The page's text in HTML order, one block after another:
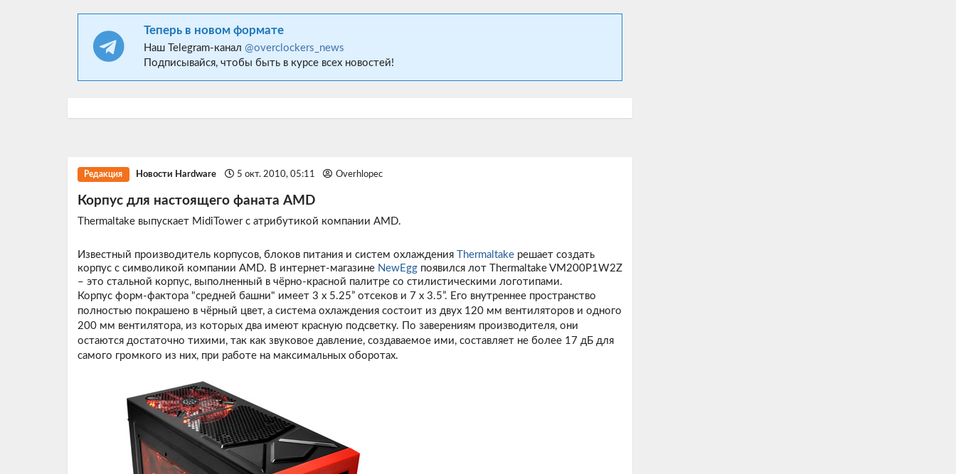
Теперь в новом формате
Наш Telegram-канал @overclockers_news
Подписывайся, чтобы быть в курсе всех новостей!
Редакция Новости Hardware 5 окт. 2010, 05:11 Overhlopec
Корпус для настоящего фаната AMD
Thermaltake выпускает MidiTower с атрибутикой компании AMD.
Известный производитель корпусов, блоков питания и систем охлаждения Thermaltakeрешает создать
корпус с символикой компании AMD. В интернет-магазине NewEggпоявился лот Thermaltake VM200P1W2Z
– это стальной корпус, выполненный в чёрно-красной палитре со стилистическими логотипами.
Корпус форм-фактора "средней башни" имеет 3 х 5.25” отсеков и 7 х 3.5”. Его внутреннее пространство
полностью покрашено в чёрный цвет, а система охлаждения состоит из двух 120 мм вентиляторов и одного
200 мм вентилятора, из которых два имеют красную подсветку. По заверениям производителя, они
остаются достаточно тихими, так как звуковое давление, создаваемое ими, составляет не более 17 дБ для
самого громкого из них, при работе на максимальных оборотах.